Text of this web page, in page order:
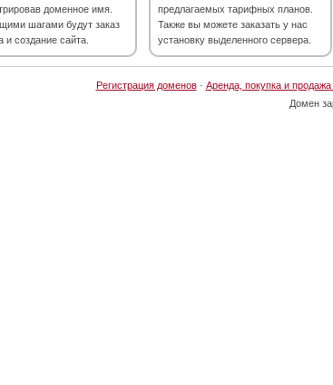
доменное имя.
шагами будут заказ
и создание сайта.
предлагаемых тарифных планов.
Также вы можете заказать у нас
установку выделенного сервера.
Регистрация доменов· Аренда, покупка и
Домен